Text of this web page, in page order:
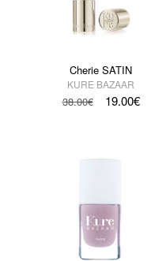
Cherie SATIN
KURE BAZAAR
38.00€ 19.00€